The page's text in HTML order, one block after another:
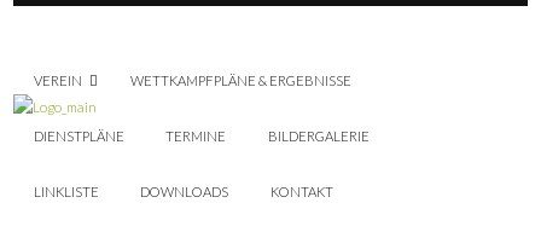
VEREIN WETTKAMPFPLÄNE & ERGEBNISSE
DIENSTPLÄNE TERMINE BILDERGALERIE
LINKLISTE DOWNLOADS KONTAKT